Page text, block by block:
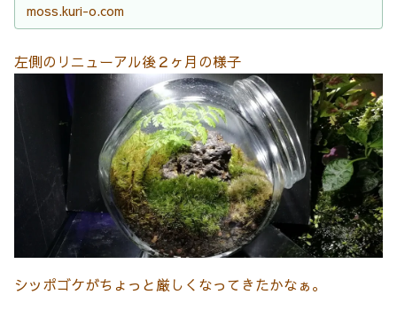
moss.kuri-o.com
左側のリニューアル後２ヶ月の様子
シッポゴケがちょっと厳しくなってきたかなぁ。